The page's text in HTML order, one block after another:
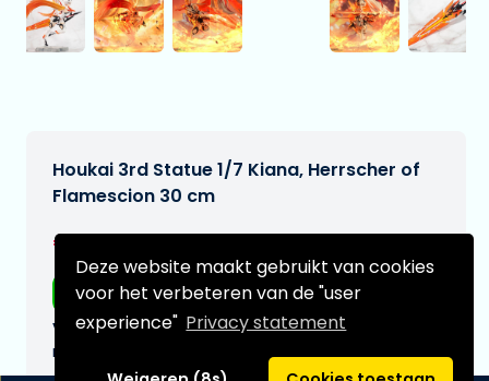
Deze website maakt gebruikt van cookies
voor het verbeteren van de "user
experience" Privacy statement
Houkai 3rd Statue 1/7 Kiana, Herrscher of
Flamescion 30 cm
€469,99
Gratis verzending
Verwachtte leverdatum:
n.v.t.